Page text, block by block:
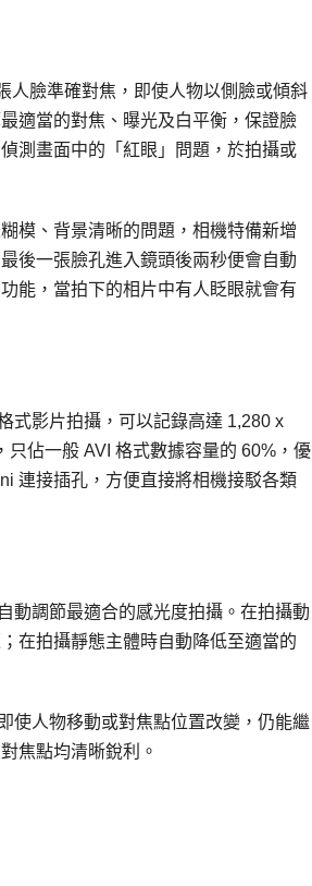
人臉準確對焦，即使人物以側臉或傾斜
適當的對焦、曝光及白平衡，保證臉
測畫面中的「紅眼」問題，於拍攝或
模、背景清晰的問題，相機特備新增
後一張臉孔進入鏡頭後兩秒便會自動
能，當拍下的相片中有人眨眼就會有
式影片拍攝，可以記錄高達 1,280 x
佔一般 AVI 格式數據容量的 60%，優
連接插孔，方便直接將相機接駁各類
動調節最適合的感光度拍攝。在拍攝動
在拍攝靜態主體時自動降低至適當的
使人物移動或對焦點位置改變，仍能繼
焦點均清晰銳利。